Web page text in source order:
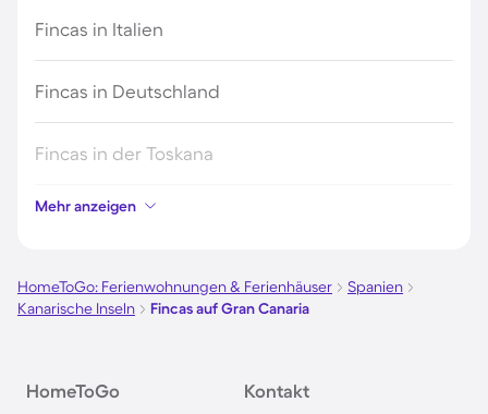
Fincas in Italien
Fincas in Deutschland
Fincas in der Toskana
Fincas in Spanien
Fincas in Frankreich
Fincas auf Sizilien
Mehr anzeigen
HomeToGo: Ferienwohnungen & Ferienhäuser
Spanien
Kanarische Inseln
Fincas auf Gran Canaria
HomeToGo Kontakt